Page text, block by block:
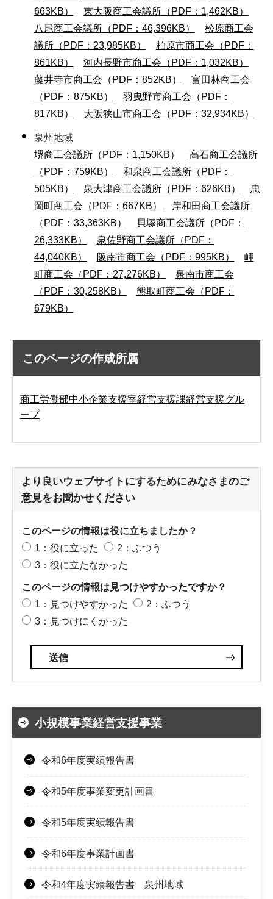
663KB）
東大阪商工会議所（PDF：1,462KB）
八尾商工会議所（PDF：46,396KB）
松原商工会
議所（PDF：23,985KB）
柏原市商工会（PDF：
861KB）
河内長野市商工会（PDF：1,032KB）
藤井寺市商工会（PDF：852KB）
富田林商工会
（PDF：875KB）
羽曳野市商工会（PDF：
817KB）
大阪狭山市商工会（PDF：32,934KB）
泉州地域
堺商工会議所（PDF：1,150KB）
高石商工会議所
（PDF：759KB）
和泉商工会議所（PDF：
505KB）
泉大津商工会議所（PDF：626KB）
忠
岡町商工会（PDF：667KB）
岸和田商工会議所
（PDF：33,363KB）
貝塚商工会議所（PDF：
26,333KB）
泉佐野商工会議所（PDF：
44,040KB）
阪南市商工会（PDF：995KB）
岬
町商工会（PDF：27,276KB）
泉南市商工会
（PDF：30,258KB）
熊取町商工会（PDF：
679KB）
このページの作成所属
商工労働部中小企業支援室経営支援課経営支援グル
ープ
より良いウェブサイトにするためにみなさまのご
意見をお聞かせください
このページの情報は役に立ちましたか？
1：役に立った
2：ふつう
3：役に立たなかった
このページの情報は見つけやすかったですか？
1：見つけやすかった
2：ふつう
3：見つけにくかった
小規模事業経営支援事業
令和6年度実績報告書
令和5年度事業変更計画書
令和5年度実績報告書
令和6年度事業計画書
令和4年度実績報告書 泉州地域